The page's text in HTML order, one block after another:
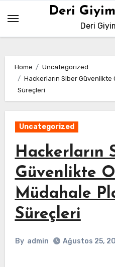
content
Deri
Deri
Home
Uncategorized
Hackerların Siber Güvenlikte
Süreçleri
Uncategorized
Hackerların
Güvenlikte
Müdahale
Süreçleri
By admin Ağustos 25,